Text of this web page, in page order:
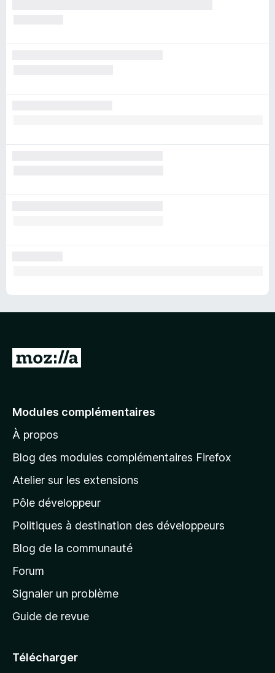
A
e
à
l
p
a
g
d
a
c
e
Modules complémentaires
À propos
Blog des modules complémentaires Firefox
Atelier sur les extensions
Pôle développeur
Politiques à destination des développeurs
Blog de la communauté
Forum
Signaler un problème
Guide de revue
Télécharger